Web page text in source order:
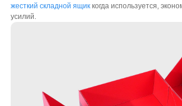
жесткий складной ящиккогда используется,
усилий.